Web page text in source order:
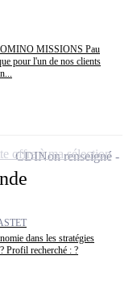
MISSIONS Pau
pour l'un de nos clients
dans les stratégies
Profil recherché : ?
CDINon renseigné
offre à ma sélection